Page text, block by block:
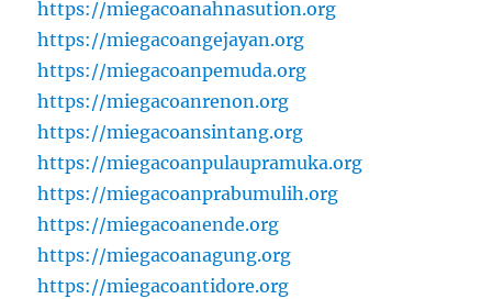
https://miegacoanahnasution.org
https://miegacoangejayan.org
https://miegacoanpemuda.org
https://miegacoanrenon.org
https://miegacoansintang.org
https://miegacoanpulaupramuka.org
https://miegacoanprabumulih.org
https://miegacoanende.org
https://miegacoanagung.org
https://miegacoantidore.org